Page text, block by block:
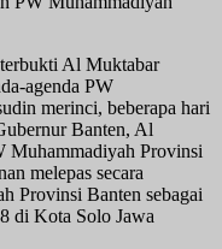
Al Muktabar
agenda PW
merinci, beberapa hari
Banten, Al
Muhammadiyah Provinsi
melepas secara
Provinsi Banten sebagai
di Kota Solo Jawa